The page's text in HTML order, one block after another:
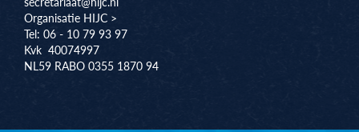
Organisatie HIJC >
Tel: 06 - 10 79 93 97
Kvk 40074997
NL59 RABO 0355 1870 94